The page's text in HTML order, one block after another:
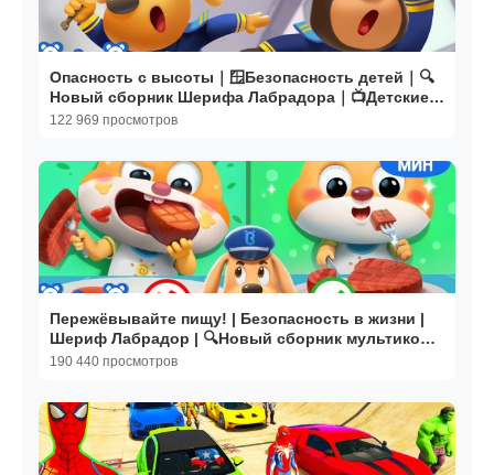
Опасность с высоты｜🪟Безопасность детей｜🔍
Новый сборник Шерифа Лабрадора｜📺Детские
мультики｜BabyBus
122 969 просмотров
Пережёвывайте пищу! | Безопасность в жизни |
Шериф Лабрадор | 🔍Новый сборник мультиков |
BabyBus
190 440 просмотров